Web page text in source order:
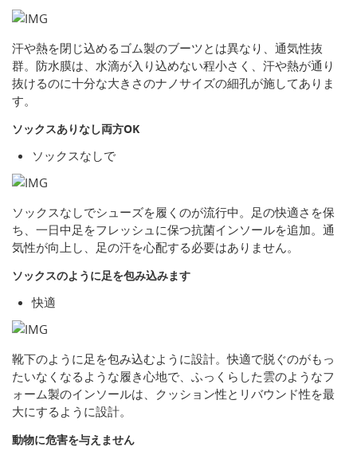
汗や熱を閉じ込めるゴム製のブーツとは異なり、通気性抜
群。防水膜は、水滴が入り込めない程小さく、汗や熱が通り
抜けるのに十分な大きさのナノサイズの細孔が施してありま
す。
ソックスありなし両方OK
ソックスなしで
ソックスなしでシューズを履くのが流行中。足の快適さを保
ち、一日中足をフレッシュに保つ抗菌インソールを追加。通
気性が向上し、足の汗を心配する必要はありません。
ソックスのように足を包み込みます
快適
靴下のように足を包み込むように設計。快適で脱ぐのがもっ
たいなくなるような履き心地で、ふっくらした雲のようなフ
ォーム製のインソールは、クッション性とリバウンド性を最
大にするように設計。
動物に危害を与えません